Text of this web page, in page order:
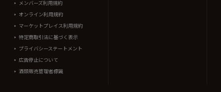
メンバーズ利用規約
オンライン利用規約
マーケットプレイス利用規約
特定商取引法に基づく表示
プライバシーステートメント
広告停止について
酒類販売管理者標識